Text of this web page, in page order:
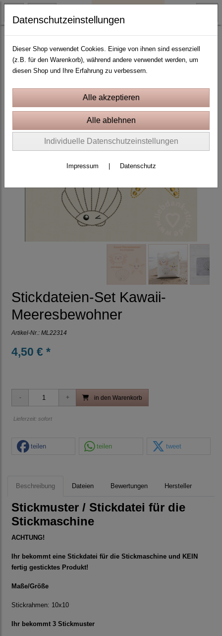
Baby und Mutterschaft
Stickdateien-Set Kawaii-
Meeresbewohner
Artikel-Nr.: ML22314
4,50 € *
in den Warenkorb
Lieferzeit: sofort
teilen teilen tweet
Beschreibung Dateien Bewertungen Hersteller
Stickmuster / Stickdatei für die
Stickmaschine
ACHTUNG!
Ihr bekommt eine Stickdatei für die Stickmaschine und KEIN
fertig gesticktes Produkt!
Maße/Größe
Stickrahmen: 10x10
Ihr bekommt 3 Stickmuster
Datenschutzeinstellungen
Dieser Shop verwendet Cookies. Einige von ihnen sind essenziell
(z.B. für den Warenkorb), während andere verwendet werden, um
diesen Shop und Ihre Erfahrung zu verbessern.
Individuelle Datenschutzeinstellungen
Impressum Datenschutz